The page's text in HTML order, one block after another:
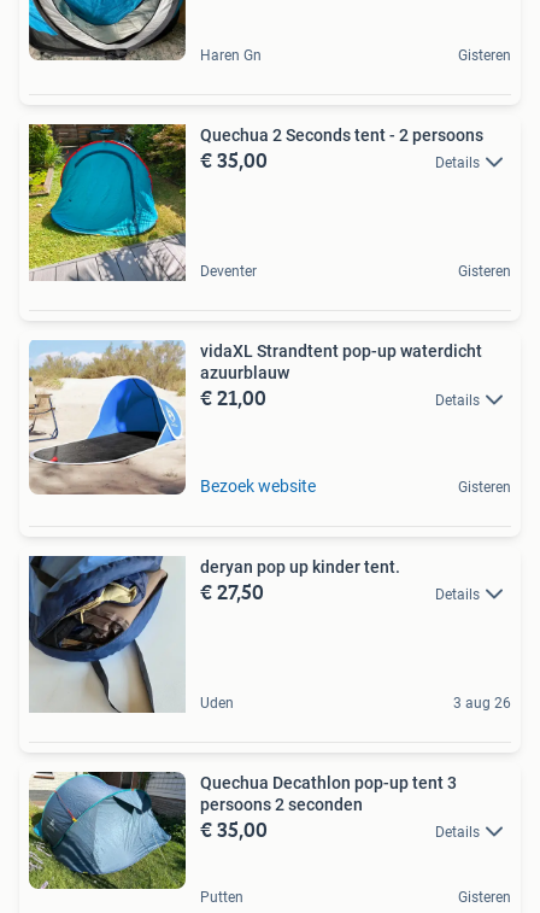
Haren Gn Gisteren
Quechua 2 Seconds tent - 2 persoons
€ 35,00 Details
Deventer Gisteren
vidaXL Strandtent pop-up waterdicht
azuurblauw
€ 21,00 Details
Bezoek website Gisteren
deryan pop up kinder tent.
€ 27,50 Details
Uden 3 aug 26
Quechua Decathlon pop-up tent 3
persoons 2 seconden
€ 35,00 Details
Putten Gisteren